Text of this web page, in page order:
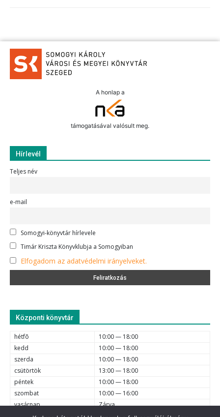
A honlap a
támogatásával valósult meg.
Hírlevél
Teljes név
e-mail
Somogyi-könyvtár hírlevele
Timár Kriszta Könyvklubja a Somogyiban
Elfogadom az adatvédelmi irányelveket.
Központi könyvtár
hétfõ
10:00 — 18:00
kedd
10:00 — 18:00
szerda
10:00 — 18:00
csütörtök
13:00 — 18:00
péntek
10:00 — 18:00
szombat
10:00 — 16:00
vasárnap
Zárva